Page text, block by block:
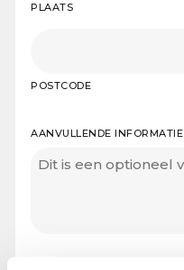
PLAATS
POSTCODE
AANVULLENDE INFORMATIE